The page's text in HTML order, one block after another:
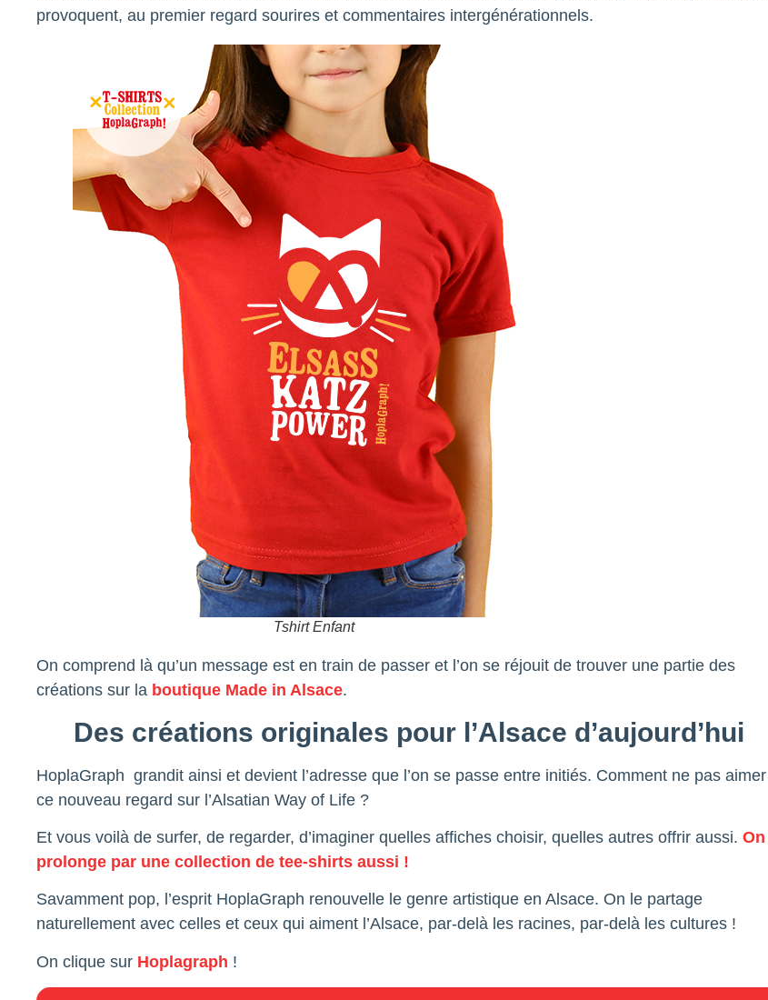
provoquent, au premier regard sourires et commentaires intergénérationnels.
Tshirt Enfant
On comprend là qu’un message est en train de passer et l’on se réjouit de trouver une partie des
créations sur la boutique Made in Alsace.
Des créations originales pour l’Alsace d’aujourd’hui
HoplaGraph grandit ainsi et devient l’adresse que l’on se passe entre initiés. Comment ne pas aimer
ce nouveau regard sur l’Alsatian Way of Life ?
Et vous voilà de surfer, de regarder, d’imaginer quelles affiches choisir, quelles autres offrir aussi. On
prolonge par une collection de tee-shirts aussi !
Savamment pop, l’esprit HoplaGraph renouvelle le genre artistique en Alsace. On le partage
naturellement avec celles et ceux qui aiment l’Alsace, par-delà les racines, par-delà les cultures !
On clique sur Hoplagraph !